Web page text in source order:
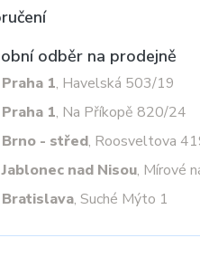
odběr na prodejně
Praha 1, Havelská 503/19
Praha 1, Na Příkopě 820/24
Brno - střed, Roosveltova
Jablonec nad Nisou, Mírové
Bratislava, Suché Mýto 1